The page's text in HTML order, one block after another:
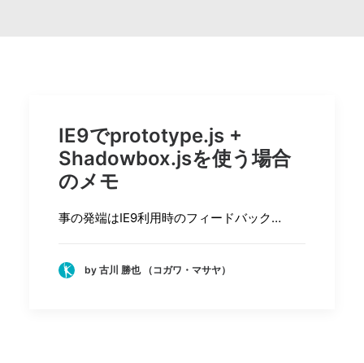
IE9でprototype.js +
Shadowbox.jsを使う場合
のメモ
事の発端はIE9利用時のフィードバック…
by 古川 勝也 （コガワ・マサヤ）